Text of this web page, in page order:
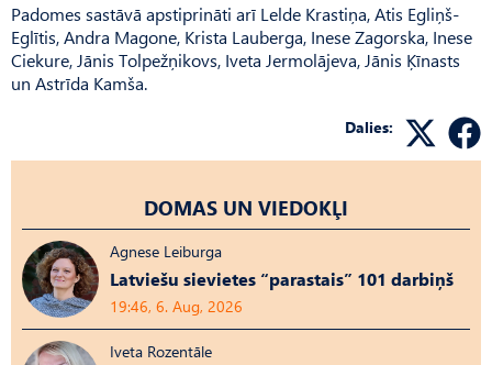
Padomes sastāvā apstiprināti arī Lelde Krastiņa, Atis Egliņš-
Eglītis, Andra Magone, Krista Lauberga, Inese Zagorska, Inese
Ciekure, Jānis Tolpežņikovs, Iveta Jermolājeva, Jānis Ķīnasts
un Astrīda Kamša.
Dalies:
DOMAS UN VIEDOKĻI
Agnese Leiburga
Latviešu sievietes “parastais” 101 darbiņš
19:46, 6. Aug, 2026
Iveta Rozentāle